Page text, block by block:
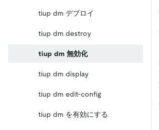
tiup dm デプロイ
tiup dm destroy
tiup dm 無効化
tiup dm display
tiup dm edit-config
tiup dm を有効にする